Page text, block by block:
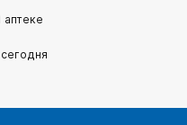
аптеке